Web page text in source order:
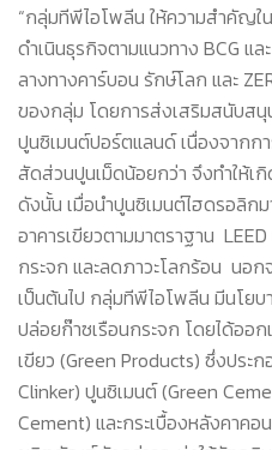
“กลุ่มทีพีไอโพลีน ให้ความสำคัญใ
ดำเนินธุรกิจตามแนวทาง BCG แ
ลางทางคาร์บอน รักษ์โลก และ
ของกลุ่ม โดยการส่งเสริมสนับส
ปูนซิเมนต์ปอร์ตแลนด์ เนื่องจากก
สัดส่วนปูนเม็ดน้อยกว่า จึงทำให้เ
ดังนั้น เมื่อนำปูนซิเมนต์ไฮดรอลิก
อาคารเขียวตามมาตราฐาน
กระจก และลดภาวะโลกร้อน นอ
เป็นต้นไป กลุ่มทีพีไอโพลีน มีนโย
ปล่อยก๊าซเรือนกระจก โดยได้อ
เขียว (Green Products) ซึ่งประ
Clinker) ปูนซิเมนต์ (Green
Cement) และกระเบื้องหลังคาคอ